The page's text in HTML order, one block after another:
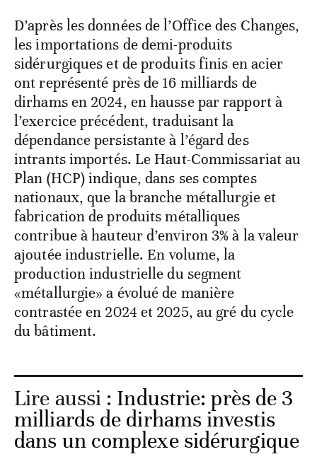
D’après les données de l’Office des Changes,
les importations de demi-produits
sidérurgiques et de produits finis en acier
ont représenté près de 16 milliards de
dirhams en 2024, en hausse par rapport à
l’exercice précédent, traduisant la
dépendance persistante à l’égard des
intrants importés. Le Haut-Commissariat au
Plan (HCP) indique, dans ses comptes
nationaux, que la branche métallurgie et
fabrication de produits métalliques
contribue à hauteur d’environ 3% à la valeur
ajoutée industrielle. En volume, la
production industrielle du segment
«métallurgie» a évolué de manière
contrastée en 2024 et 2025, au gré du cycle
du bâtiment.
Lire aussi : Industrie: près de 3
milliards de dirhams investis
dans un complexe sidérurgique